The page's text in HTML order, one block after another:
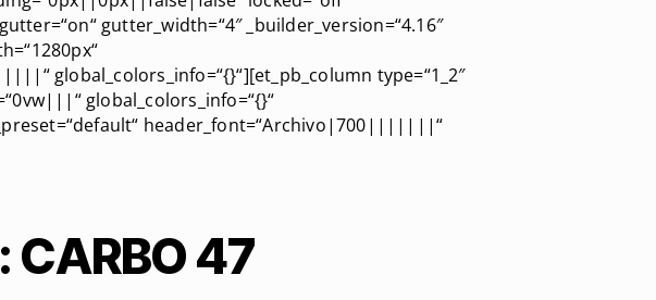
gutter_width=“4″ _builder_version=“4.16″
global_colors_info=“{}“][et_pb_column type=“1_2″
global_colors_info=“{}“
header_font=“Archivo|700|||||||“
CARBO 47